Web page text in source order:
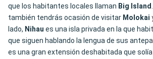
que los habitantes locales llaman Big Island
también tendrás ocasión de visitar Molokai
lado, Nihau es una isla privada en la que
que siguen hablando la lengua de sus
es una gran extensión deshabitada que